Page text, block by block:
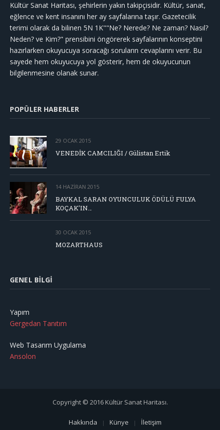
Kültür Sanat Haritası, şehirlerin yakın takipçisidir. Kültür, sanat,
eğlence ve kent insanını her ay sayfalarına taşır. Gazetecilik
terimi olarak da bilinen 5N 1K""Ne? Nerede? Ne zaman? Nasıl?
Neden? ve Kim?" prensibini öngörerek sayfalarının konseptini
hazırlarken okuyucuya soracağı soruların cevaplarını verir. Bu
sayede hem okuyucuya yol gösterir, hem de okuyucunun
bilgilenmesine olanak sunar.
POPÜLER HABERLER
29 OCAK 2015
VENEDİK CAMCILIĞI / Gülistan Ertik
14 HAZIRAN 2015
BAYKAL SARAN OYUNCULUK ÖDÜLÜ FULYA
KOÇAK’IN…
30 OCAK 2015
MOZARTHAUS
GENEL BILGI
Yapım
Gergedan Tanıtım
Web Tasarım Uygulama
Ansolon
Copyright © 2016 Kültür Sanat Haritası.
Hakkında Künye İletişim